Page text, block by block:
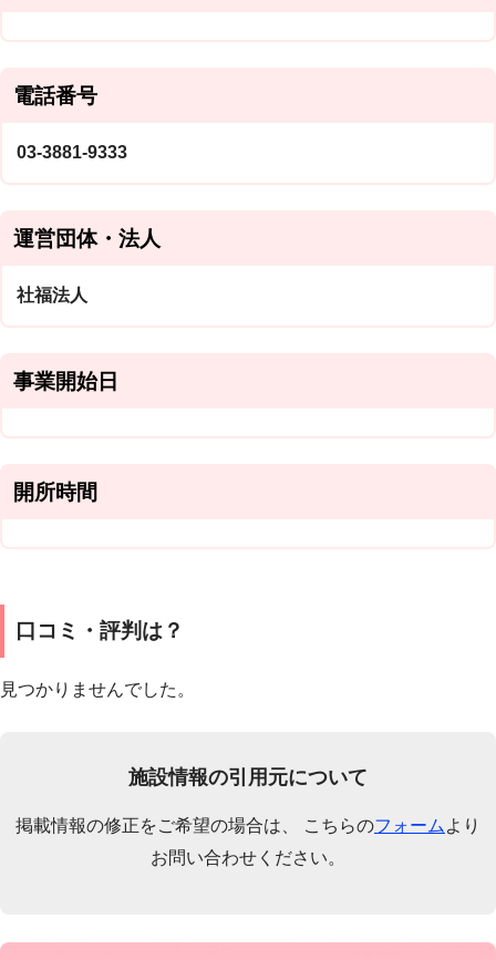
電話番号
03-3881-9333
運営団体・法人
社福法人
事業開始日
開所時間
口コミ・評判は？
見つかりませんでした。
施設情報の引用元について
掲載情報の修正をご希望の場合は、 こちらのフォーム より
お問い合わせください。